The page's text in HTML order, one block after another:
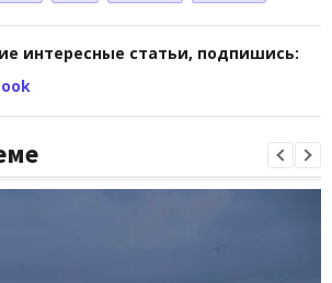
интересные статьи, подпишись: